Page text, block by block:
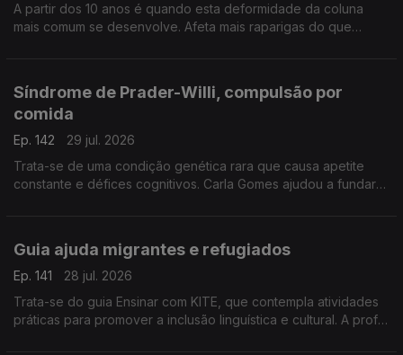
A partir dos 10 anos é quando esta deformidade da coluna
mais comum se desenvolve. Afeta mais raparigas do que
Síndrome de Prader-Willi, compulsão por
comida
Ep. 142
29 jul. 2026
Trata-se de uma condição genética rara que causa apetite
constante e défices cognitivos. Carla Gomes ajudou a fundar
Guia ajuda migrantes e refugiados
Ep. 141
28 jul. 2026
Trata-se do guia Ensinar com KITE, que contempla atividades
práticas para promover a inclusão linguística e cultural. A prof